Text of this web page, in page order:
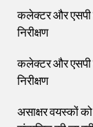
कलेक्टर और एसपी
निरीक्षण
कलेक्टर और एसपी
निरीक्षण
असाक्षर वयस्कों को